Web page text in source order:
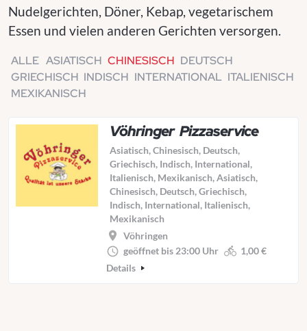
Nudelgerichten, Döner, Kebap, vegetarischem
Essen und vielen anderen Gerichten versorgen.
ALLE ASIATISCH CHINESISCH DEUTSCH
GRIECHISCH INDISCH INTERNATIONAL ITALIENISCH
MEXIKANISCH
Vöhringer Pizzaservice
Asiatisch, Chinesisch, Deutsch,
Griechisch, Indisch, International,
Italienisch, Mexikanisch, Asiatisch,
Chinesisch, Deutsch, Griechisch,
Indisch, International, Italienisch,
Mexikanisch
Vöhringen
geöffnet bis 23:00 Uhr
1,00 €
Details